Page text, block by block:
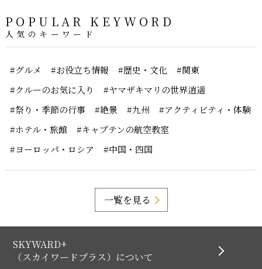
POPULAR KEYWORD
人気のキーワード
#グルメ #お役立ち情報 #歴史・文化
#関東
#クルーのお気に入り
#ヤマザキマリの世界逍遥
#祭り・季節の行事
#絶景 #九州
#アクティビティ・体験
#ホテル・旅館
#キャプテンの航空教室
#ヨーロッパ・ロシア
#中国・四国
一覧を見る
SKYWARD+
（スカイワードプラス）について